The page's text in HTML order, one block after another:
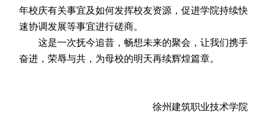
年校庆有关事宜及如何发挥校友资源，促进学院持续快
速协调发展等事宜进行磋商。
这是一次抚今追昔，畅想未来的聚会，让我们携手
奋进，荣辱与共，为母校的明天再续辉煌篇章。
徐州建筑职业技术学院